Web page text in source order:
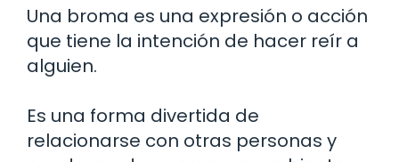
Una broma es una expresión o acción
que tiene la intención de hacer reír a
alguien.
Es una forma divertida de
relacionarse con otras personas y